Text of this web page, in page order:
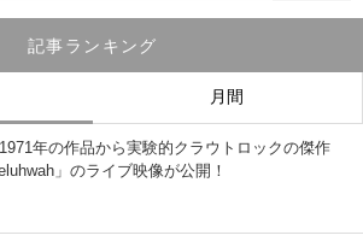
記事ランキング
月間
年の作品から実験的クラウトロックの傑作
」のライブ映像が公開！